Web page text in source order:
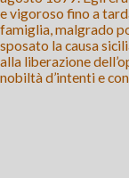
e vigoroso fino a
famiglia, malgrado
sposato la causa
alla liberazione
nobiltà d’intenti e